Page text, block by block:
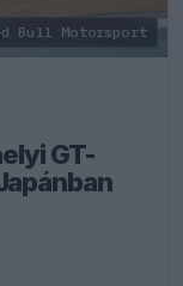
Bull Motorsport
GT-